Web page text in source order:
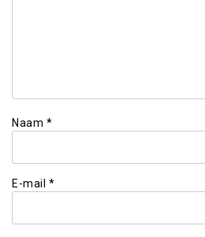
Naam *
E-mail *